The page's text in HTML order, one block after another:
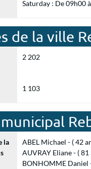
Saturday : De 09h00
de la ville
2 202
1 103
la
ABEL Michael - ( 42
AUVRAY Eliane - ( 81
BONHOMME Daniel